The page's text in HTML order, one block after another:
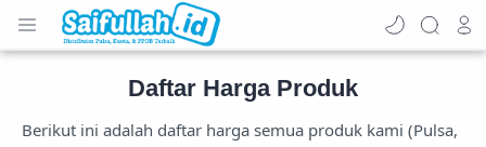
Daftar Harga Produk
Berikut ini adalah daftar harga semua produk kami (Pulsa,